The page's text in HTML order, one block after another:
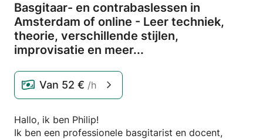
Basgitaar- en contrabaslessen in
Amsterdam of online - Leer techniek,
theorie, verschillende stijlen,
improvisatie en meer...
Van 52 € /h
Hallo, ik ben Philip!
Ik ben een professionele basgitarist en docent,